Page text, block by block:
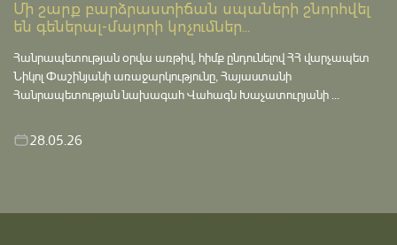
Մի շարք բարձրաստիճան սպաների շնորհվել
են գեներալ-մայորի կոչումներ...
Հանրապետության օրվա առթիվ, հիմք ընդունելով ՀՀ վարչապետ
Նիկոլ Փաշինյանի առաջարկությունը, Հայաստանի
Հանրապետության նախագահ Վահագն Խաչատուրյանի ...
28.05.26